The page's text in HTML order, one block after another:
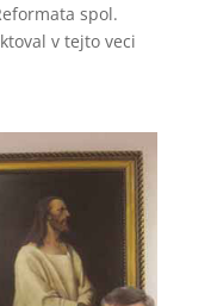
spol.
v tejto veci